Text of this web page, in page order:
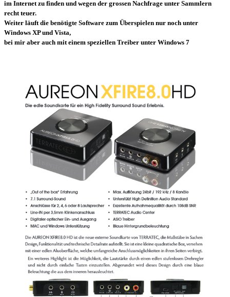
im Internet zu finden und wegen der grossen Nachfrage unter Sammlern
recht teuer.
Weiter läuft die benötigte Software zum Überspielen nur noch unter
Windows XP und Vista,
bei mir aber auch mit einem speziellen Treiber unter Windows 7